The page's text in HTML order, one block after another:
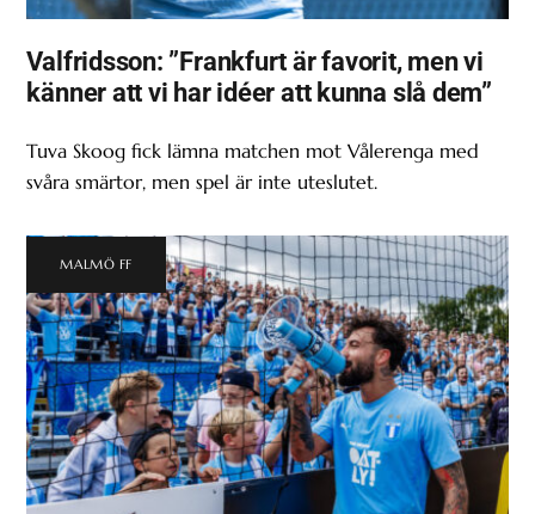
Valfridsson: ”Frankfurt är favorit, men vi
känner att vi har idéer att kunna slå dem”
Tuva Skoog fick lämna matchen mot Vålerenga med
svåra smärtor, men spel är inte uteslutet.
MALMÖ FF